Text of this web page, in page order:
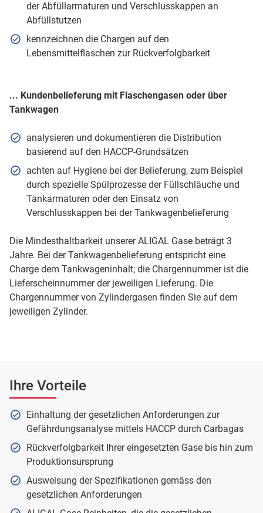
der Abfüllarmaturen und Verschlusskappen an
Abfüllstutzen
kennzeichnen die Chargen auf den
Lebensmittelflaschen zur Rückverfolgbarkeit
... Kundenbelieferung mit Flaschengasen oder über
Tankwagen
analysieren und dokumentieren die Distribution
basierend auf den HACCP-Grundsätzen
achten auf Hygiene bei der Belieferung, zum Beispiel
durch spezielle Spülprozesse der Füllschläuche und
Tankarmaturen oder den Einsatz von
Verschlusskappen bei der Tankwagenbelieferung
Die Mindesthaltbarkeit unserer ALIGAL Gase beträgt 3
Jahre. Bei der Tankwagenbelieferung entspricht eine
Charge dem Tankwageninhalt; die Chargennummer ist die
Lieferscheinnummer der jeweiligen Lieferung. Die
Chargennummer von Zylindergasen finden Sie auf dem
jeweiligen Zylinder.
Ihre Vorteile
Einhaltung der gesetzlichen Anforderungen zur
Gefährdungsanalyse mittels HACCP durch Carbagas
Rückverfolgbarkeit Ihrer eingesetzten Gase bis hin zum
Produktionsursprung
Ausweisung der Spezifikationen gemäss den
gesetzlichen Anforderungen